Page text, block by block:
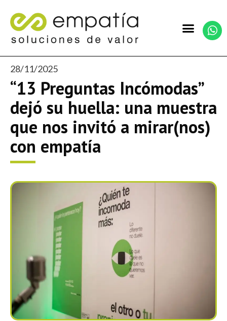
28/11/2025
“13 Preguntas Incómodas”
dejó su huella: una muestra
que nos invitó a mirar(nos)
con empatía